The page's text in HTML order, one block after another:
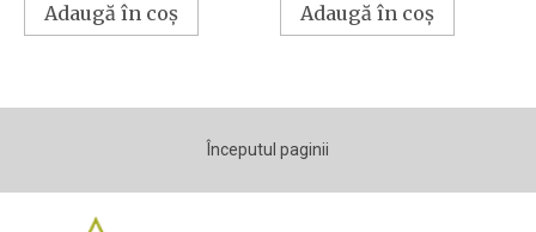
Adaugă în coș Adaugă în coș
Începutul paginii